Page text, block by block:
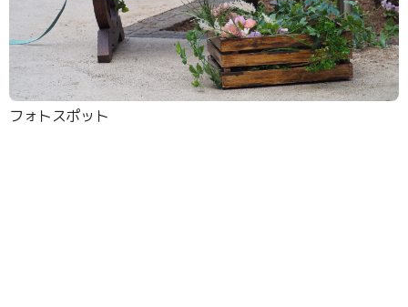
フォトスポット